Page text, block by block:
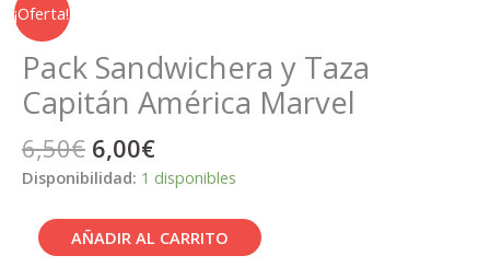
¡Oferta!
Pack Sandwichera y Taza
Capitán América Marvel
6,50€ El
precio
original
era:
6,50€.
6,00€El
precio
actual
es:
6,00€.
Disponibilidad: 1 disponibles
Pack
Sandwichera
AÑADIR AL CARRITO